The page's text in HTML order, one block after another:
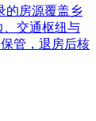
的房源覆盖乡
、交通枢纽与
管，退房后核